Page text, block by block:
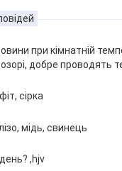
при кімнатній
добре проводять
сірка
мідь, свинець
,hjv